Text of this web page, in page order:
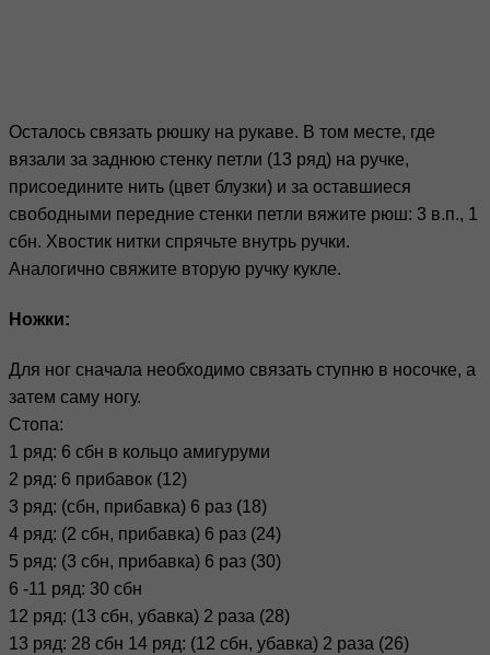
Осталось связать рюшку на рукаве. В том месте, где
вязали за заднюю стенку петли (13 ряд) на ручке,
присоедините нить (цвет блузки) и за оставшиеся
свободными передние стенки петли вяжите рюш: 3 в.п., 1
сбн. Хвостик нитки спрячьте внутрь ручки.
Аналогично свяжите вторую ручку кукле.
Ножки:
Для ног сначала необходимо связать ступню в носочке, а
затем саму ногу.
Стопа:
1 ряд: 6 сбн в кольцо амигуруми
2 ряд: 6 прибавок (12)
3 ряд: (сбн, прибавка) 6 раз (18)
4 ряд: (2 сбн, прибавка) 6 раз (24)
5 ряд: (3 сбн, прибавка) 6 раз (30)
6 -11 ряд: 30 сбн
12 ряд: (13 сбн, убавка) 2 раза (28)
13 ряд: 28 сбн 14 ряд: (12 сбн, убавка) 2 раза (26)